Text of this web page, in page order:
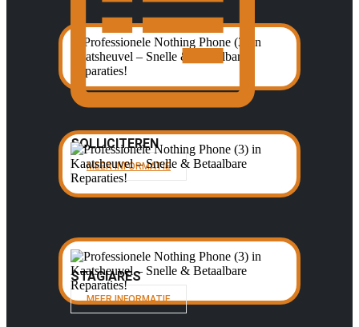
SOLLICITEREN
MEER INFORMATIE
STAGIARES
MEER INFORMATIE